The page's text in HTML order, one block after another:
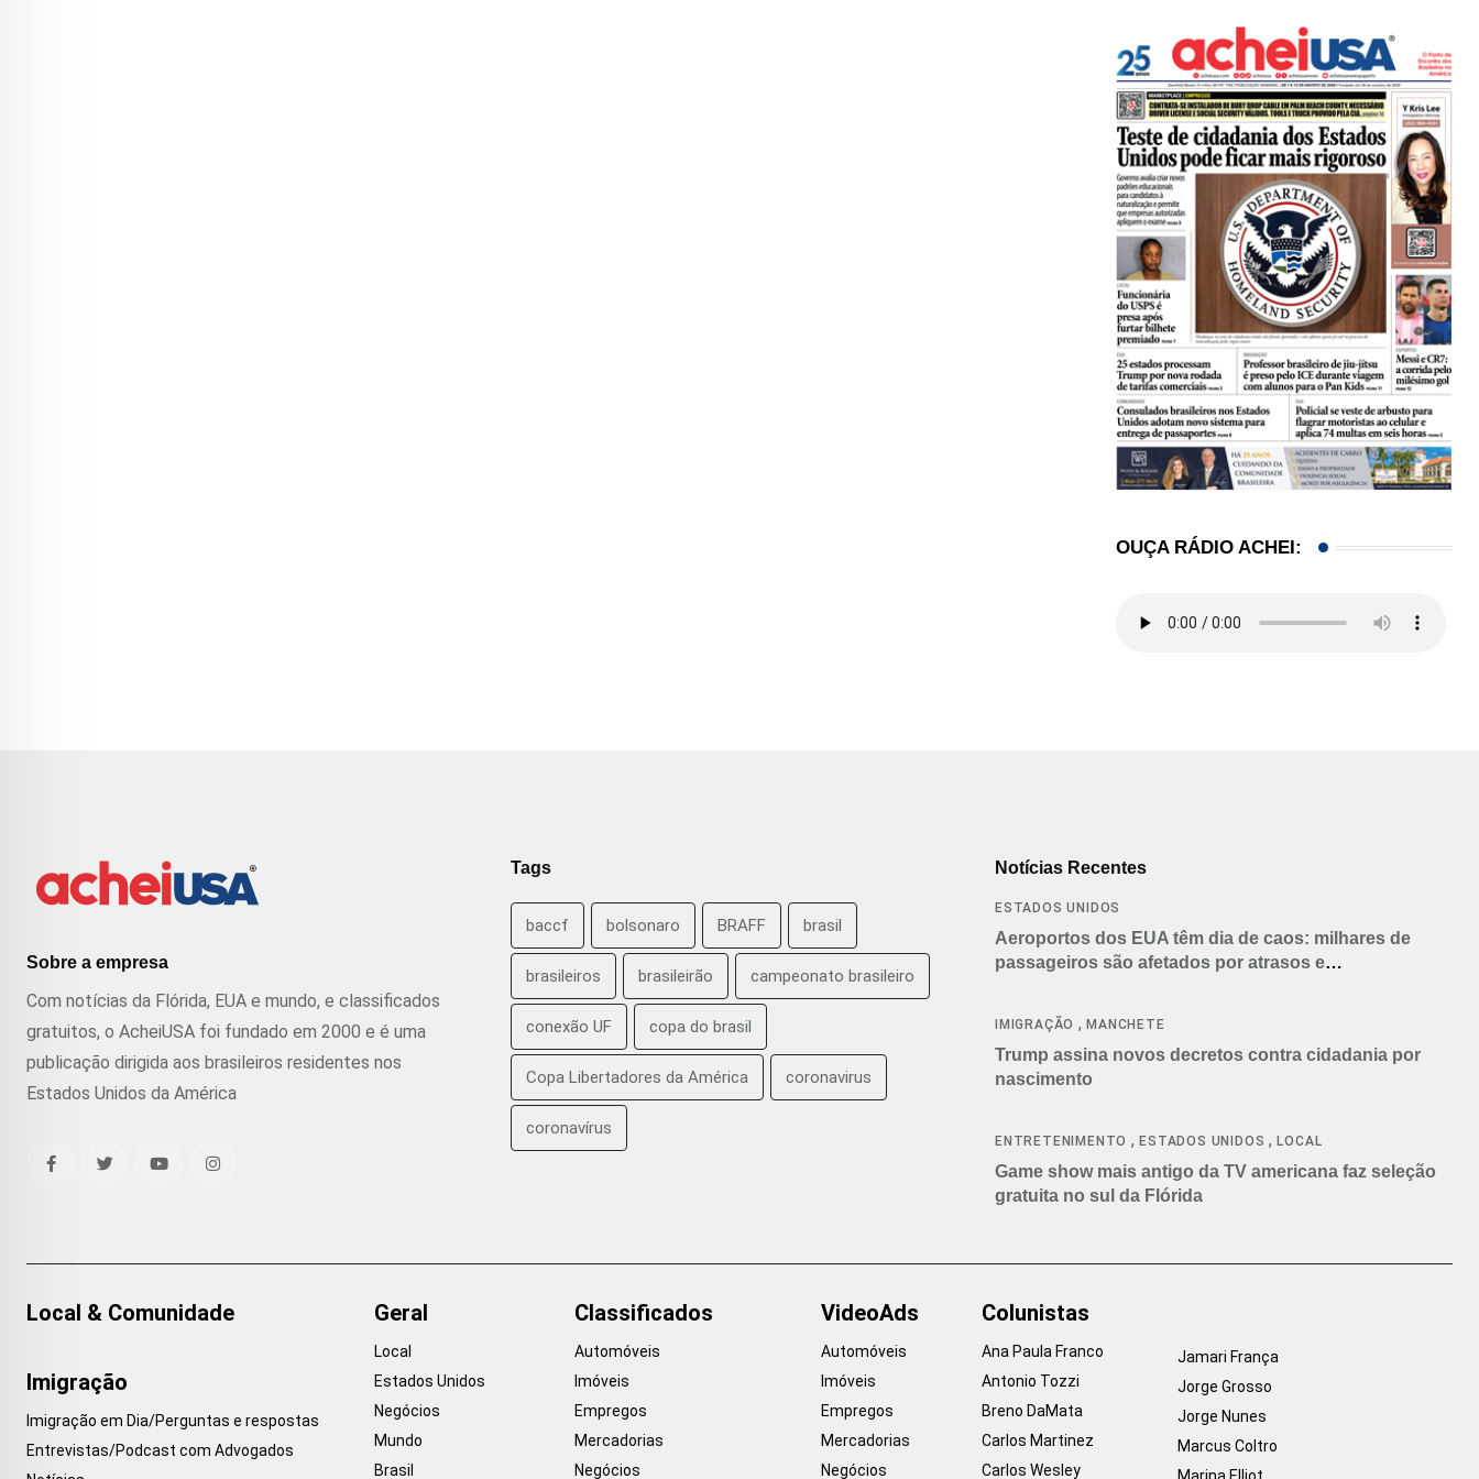
OUÇA RÁDIO ACHEI:
Sobre a empresa
Com notícias da Flórida, EUA e mundo, e classificados
gratuitos, o AcheiUSA foi fundado em 2000 e é uma
publicação dirigida aos brasileiros residentes nos
Estados Unidos da América
Tags
baccf bolsonaro BRAFF brasil
brasileiros brasileirão campeonato brasileiro
conexão UF copa do brasil
Copa Libertadores da América coronavirus
coronavírus
Notícias Recentes
ESTADOS UNIDOS
Aeroportos dos EUA têm dia de caos: milhares de
passageiros são afetados por atrasos e
IMIGRAÇÃO ,MANCHETE
Trump assina novos decretos contra cidadania por
nascimento
ENTRETENIMENTO ,ESTADOS UNIDOS ,LOCAL
Game show mais antigo da TV americana faz seleção
gratuita no sul da Flórida
Local & Comunidade
Imigração
Imigração em Dia/Perguntas e respostas
Entrevistas/Podcast com Advogados
Geral
Local
Estados Unidos
Negócios
Mundo
Brasil
Classificados
Automóveis
Imóveis
Empregos
Mercadorias
Negócios
VideoAds
Automóveis
Imóveis
Empregos
Mercadorias
Negócios
Colunistas
Ana Paula Franco
Antonio Tozzi
Breno DaMata
Carlos Martinez
Carlos Wesley
Jamari França
Jorge Grosso
Jorge Nunes
Marcus Coltro